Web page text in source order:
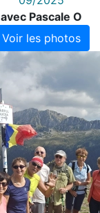
avec Pascale O
Voir les photos